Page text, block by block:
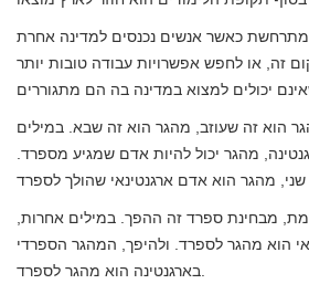
כאשר אנשים נכנסים למדינה אחרת
זה, או לחפש אפשרויות עבודה טובות יותר
הוא זה שעוזב, מהגר הוא זה שבא. במילים
מהגר יכול להיות אדם שמגיע מספרד.
מבחינת ספרד זה ההפך. במילים אחרות,
הוא מהגר לספרד. ולהיפך, המהגר הספרדי